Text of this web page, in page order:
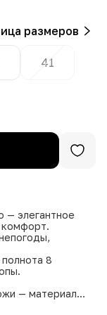
размеров
41
— элегантное
8
— материал